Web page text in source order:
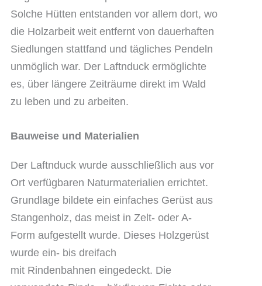
Solche Hütten entstanden vor allem dort, wo
die Holzarbeit weit entfernt von dauerhaften
Siedlungen stattfand und tägliches Pendeln
unmöglich war. Der Laftnduck ermöglichte
es, über längere Zeiträume direkt im Wald
zu leben und zu arbeiten.
Bauweise und Materialien
Der Laftnduck wurde ausschließlich aus vor
Ort verfügbaren Naturmaterialien errichtet.
Grundlage bildete ein einfaches Gerüst aus
Stangenholz, das meist in Zelt- oder A-
Form aufgestellt wurde. Dieses Holzgerüst
wurde ein- bis dreifach
mit Rindenbahnen eingedeckt. Die